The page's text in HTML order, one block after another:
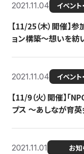
2021.11.04 イベント
【11/25（木）開催】
ョン構築〜想いを紡
2021.11.04 イベント
【11/9（火）開催】「
プス 〜あしなが育
2021.11.01 お知